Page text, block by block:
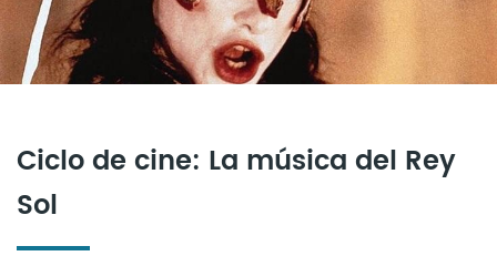
Ciclo de cine: La música del Rey
Sol